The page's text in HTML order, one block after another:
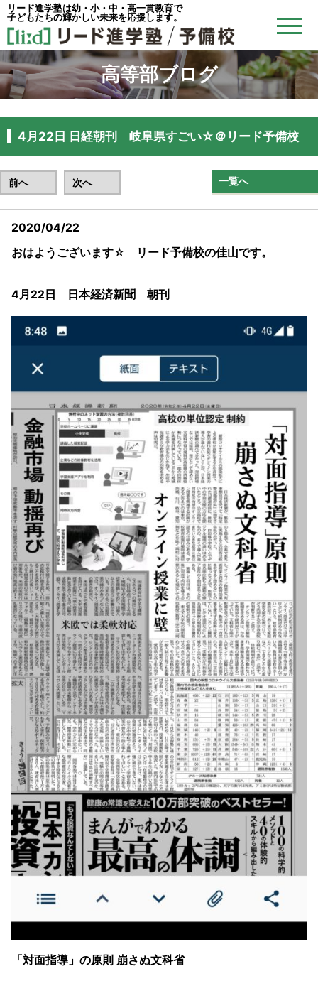
リード進学塾は幼・小・中・高一貫教育で
子どもたちの輝かしい未来を応援します。
高等部ブログ
4月22日 日経朝刊 岐阜県すごい☆＠リード予備校
前へ 次へ 一覧へ
2020/04/22
おはようございます☆ リード予備校の佳山です。
4月22日 日本経済新聞 朝刊
「対面指導」の原則 崩さぬ文科省